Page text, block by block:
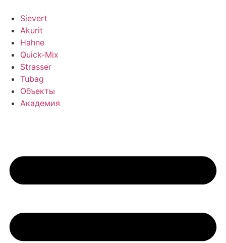
содержимому
Sievert
Akurit
Hahne
Quick-Mix
Strasser
Tubag
Объекты
Академия